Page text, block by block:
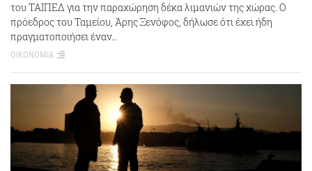
του ΤΑΙΠΕΔ για την παραχώρηση δέκα λιμανιών της χώρας. Ο
πρόεδρος του Ταμείου, Άρης Ξενόφος, δήλωσε ότι έχει ήδη
πραγματοποιήσει έναν…
ΟΙΚΟΝΟΜΙΑ